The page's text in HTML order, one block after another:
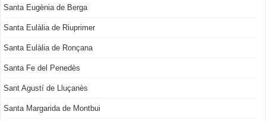
Santa Eugènia de Berga
Santa Eulàlia de Riuprimer
Santa Eulàlia de Ronçana
Santa Fe del Penedès
Sant Agustí de Lluçanès
Santa Margarida de Montbui